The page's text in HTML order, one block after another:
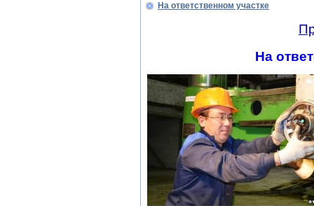
На ответственном участке
На